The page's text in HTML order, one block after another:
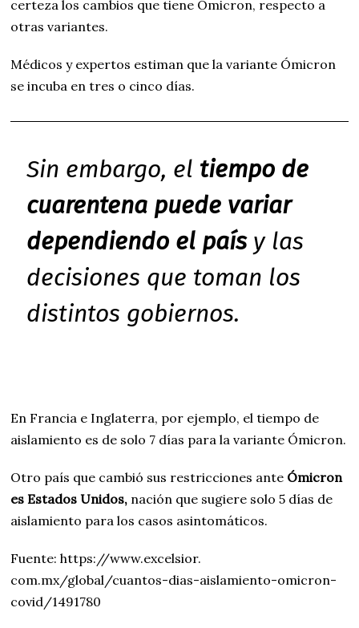
certeza los cambios que tiene Ómicron, respecto a
otras variantes.
Médicos y expertos estiman que la variante Ómicron
se incuba en tres o cinco días.
Sin embargo, el tiempo de
cuarentena puede variar
dependiendo el paísy las
decisiones que toman los
distintos gobiernos.
En Francia e Inglaterra, por ejemplo, el tiempo de
aislamiento es de solo 7 días para la variante Ómicron.
Otro país que cambió sus restricciones ante Ómicron
es Estados Unidos, nación que sugiere solo 5 días de
aislamiento para los casos asintomáticos.
Fuente: https://www.excelsior.
com.mx/global/cuantos-dias-aislamiento-omicron-
covid/1491780